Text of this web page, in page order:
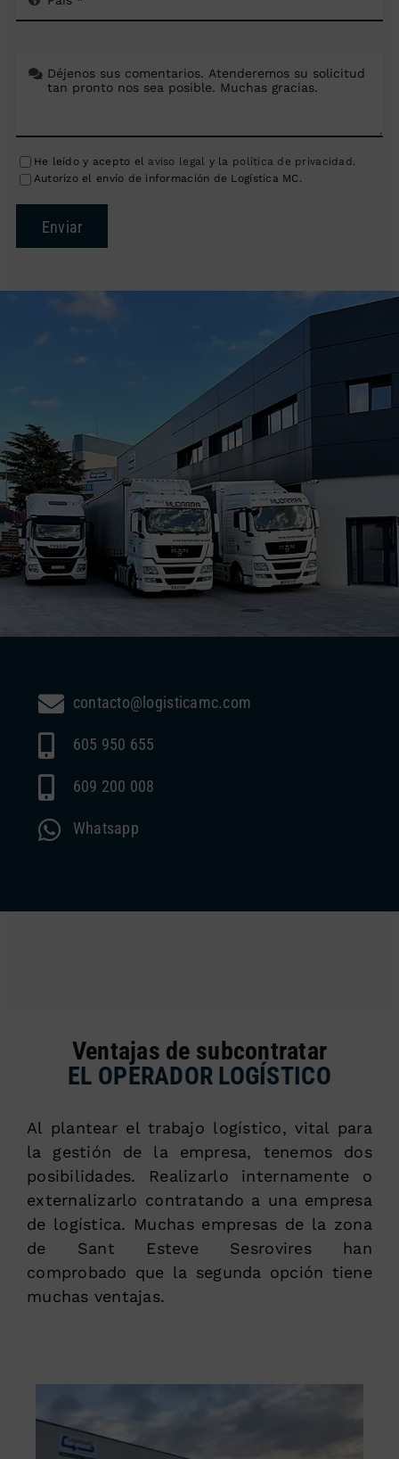
contacto@logisticamc.com
605 950 655
609 200 008
Whatsapp
He leído y acepto el aviso legal y la política de privacidad.
Autorizo el envío de información de Logística MC.
Enviar
Ventajas de subcontratar
EL OPERADOR LOGÍSTICO
Al plantear el trabajo logístico, vital para
la gestión de la empresa, tenemos dos
posibilidades. Realizarlo internamente o
externalizarlo contratando a una empresa
de logística. Muchas empresas de la zona
de Sant Esteve Sesrovires han
comprobado que la segunda opción tiene
muchas ventajas.